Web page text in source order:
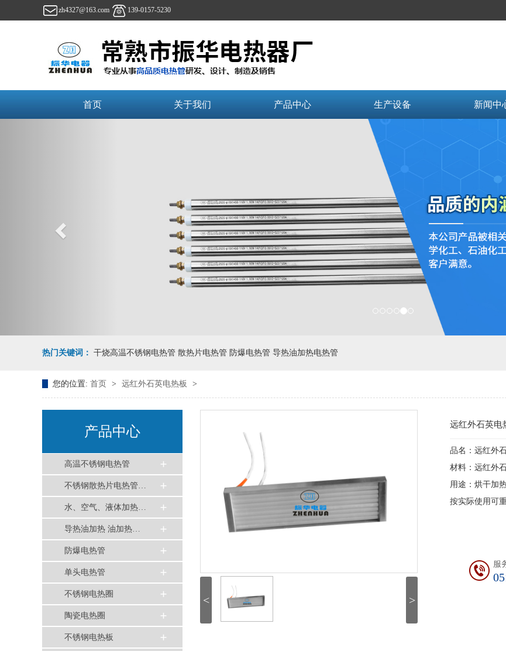
zh4327@163.com 139-0157-5230
首页 关于我们 产品中心 生产设备 新闻中
热门关键词： 干烧高温不锈钢电热管 散热片电热管 防爆电热管 导热油加热电热管
您的位置: 首页 > 远红外石英电热板 >
产品中心
高温不锈钢电热管
不锈钢散热片电热管…
水、空气、液体加热…
导热油加热 油加热…
防爆电热管
单头电热管
不锈钢电热圈
陶瓷电热圈
不锈钢电热板
< >
远红外石英电
品名：远红外
材料：远红外
用途：烘干加热
按实际使用可
服